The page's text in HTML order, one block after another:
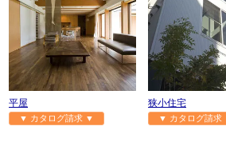
平屋
▼ カタログ請求 ▼
狭小住宅
▼ カタログ請